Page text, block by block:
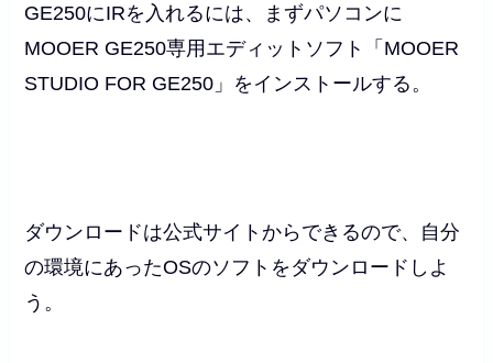
GE250にIRを入れるには、まずパソコンに
MOOER GE250専用エディットソフト「MOOER
STUDIO FOR GE250」をインストールする。
ダウンロードは公式サイトからできるので、自分
の環境にあったOSのソフトをダウンロードしよ
う。